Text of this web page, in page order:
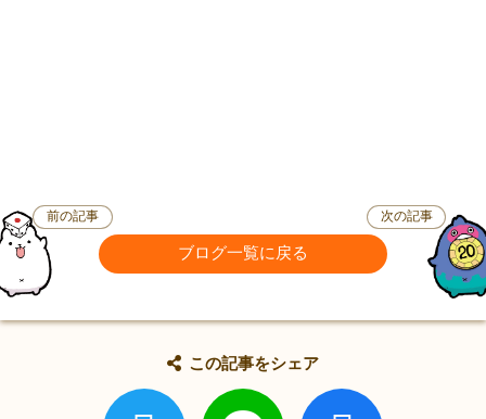
前の記事
ブログ一覧に戻る
次の記事
この記事をシェア